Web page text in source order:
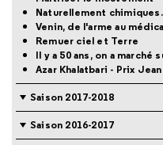
Naturellement
Venin, de l'arme au
Remuer ciel et Terre
Il y a 50 ans, on a marché
Azar Khalatbari - Prix
Saison 2017-2018
Saison 2016-2017